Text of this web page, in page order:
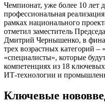
Чемпионат, уже более 10 лет
профессиональная
рамках национального
отметил заместитель
Дмитрий Чернышенко, в
трех возрастных категорий
«специалисты», которые
компетенциях из 18
ИТ-технологии и
Ключевые